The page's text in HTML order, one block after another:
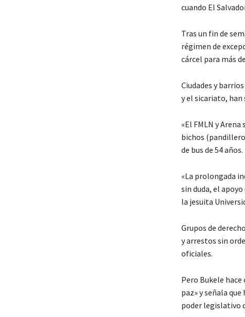
cuando El
Tras un fin de
régimen de
cárcel para más
Ciudades y
y el sicariato, han
«El FMLN y
bichos
de bus de 54 años.
«La prolongada
sin duda, el
la jesuita
Grupos de
y arrestos sin
oficiales.
Pero Bukele
paz» y señala
poder legislativo